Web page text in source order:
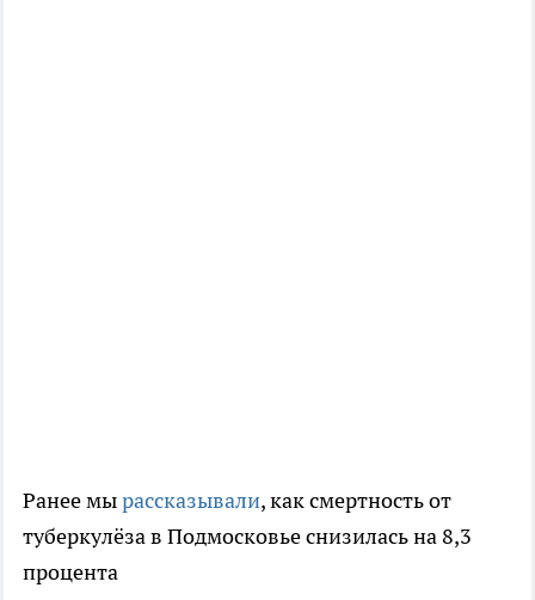
Ранее мырассказывали, как смертность от
туберкулёза в Подмосковье снизилась на 8,3
процента